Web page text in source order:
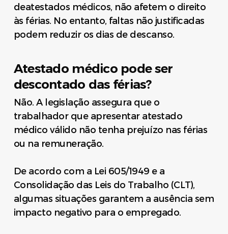
deatestados médicos, não afetem o direito
às férias. No entanto, faltas não justificadas
podem reduzir os dias de descanso.
Atestado médico pode ser
descontado das férias?
Não. A legislação assegura que o
trabalhador que apresentar atestado
médico válido não tenha prejuízo nas férias
ou na remuneração.
De acordo com a Lei 605/1949 e a
Consolidação das Leis do Trabalho (CLT),
algumas situações garantem a ausência sem
impacto negativo para o empregado.